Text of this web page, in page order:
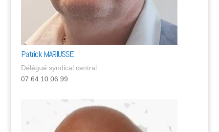
Patrick MARIUSSE
Délégué syndical central
07 64 10 06 99